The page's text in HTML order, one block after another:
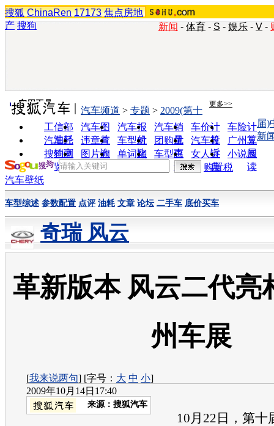
搜狐 ChinaRen 17173 焦点房地
产 搜狗 新闻 - 体育 - S - 娱乐 - V -
实用工具 更多>>
工信部
油耗
汽车图
片
汽车报
价
汽车销
量
车价计
算
车险计
算
汽车经
销商
违章查
询
车型对
比
团购优
惠
汽车投
诉
广州车
展
搜狗浏
览器
图片欣
赏
单词翻
车型查
询
女人宝
典
小说阅
读
汽车频道 > 专题 > 2009(第十
届)
新
购置税
汽车壁纸
车型综述 参数配置 点评 油耗 文章 论坛 二手车 底价买车
奇瑞 风云
革新版本 风云二代亮
州车展
[我来说两句] [字号： 大 中 小]
2009年10月14日17:40
来源： 搜狐汽车
10月22日，第十